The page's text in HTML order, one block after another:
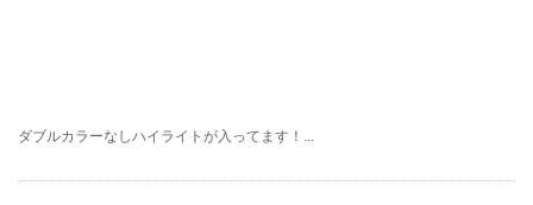
ダブルカラーなしハイライトが入ってます！...